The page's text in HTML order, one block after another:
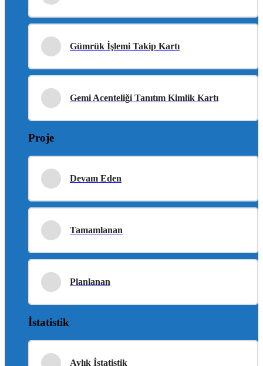
Gümrük İşlemi Takip Kartı
Gemi Acenteliği Tanıtım Kimlik Kartı
Proje
Devam Eden
Tamamlanan
Planlanan
İstatistik
Aylık İstatistik